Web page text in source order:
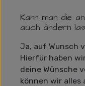
Kann man die
auch ändern
Ja, auf Wunsch
Hierfür haben
deine Wünsche
können wir alles